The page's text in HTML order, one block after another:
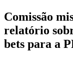
Comissão
relatório
bets para a